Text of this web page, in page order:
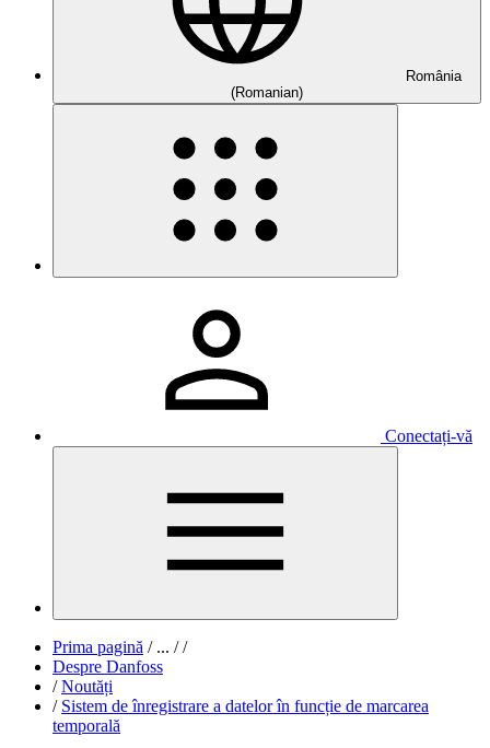
România
(Romanian)
Conectați-vă
Prima pagină /... / /
Despre Danfoss
/ Noutăți
/ Sistem de înregistrare a datelor în funcție de marcarea
temporală